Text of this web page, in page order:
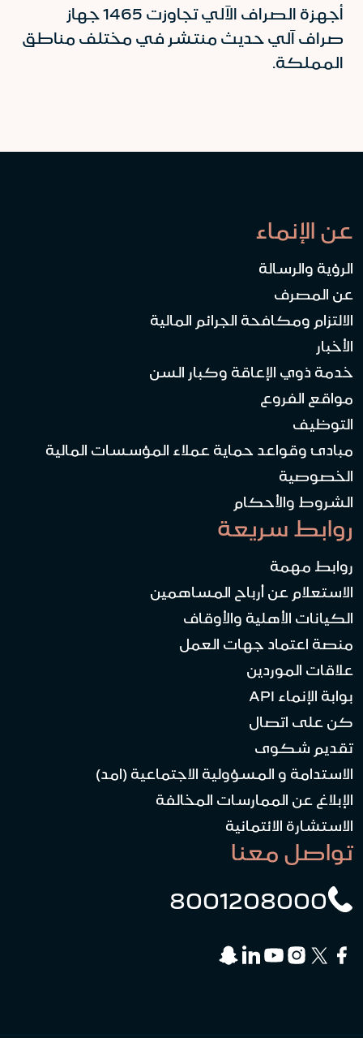
أجهزة الصراف الآلي تجاوزت 1465 جهاز
صراف آلي حديث منتشر في مختلف مناطق
المملكة.
عن الإنماء
الرؤية والرسالة
عن المصرف
الالتزام ومكافحة الجرائم المالية
الأخبار
خدمة ذوي الإعاقة وكبار السن
مواقع الفروع
التوظيف
مبادئ وقواعد حماية عملاء المؤسسات المالية
الخصوصية
الشروط والأحكام
روابط سريعة
روابط مهمة
الاستعلام عن أرباح المساهمين
الكيانات الأهلية والأوقاف
منصة اعتماد جهات العمل
علاقات الموردين
بوابة الإنماء API
كن على اتصال
تقديم شكوى
الاستدامة و المسؤولية الاجتماعية (امد)
الإبلاغ عن الممارسات المخالفة
الاستشارة الائتمانية
تواصل معنا
8001208000